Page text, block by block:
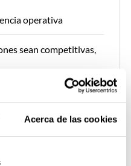
Acerca de las cookies
operativa
sean competitivas,
y técnico
legislativos y